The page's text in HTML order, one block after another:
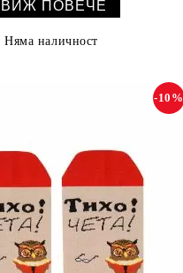
ВИЖ ПОВЕЧЕ
Няма наличност
-10%